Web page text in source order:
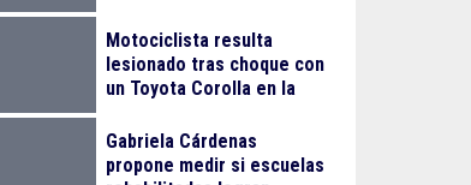
Motociclista resulta
lesionado tras choque con
un Toyota Corolla en la
Gabriela Cárdenas
propone medir si escuelas